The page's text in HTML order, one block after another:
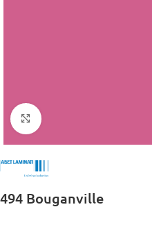
Μεγέθυνση
494 Bouganville